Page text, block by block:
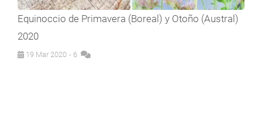
Equinoccio de Primavera (Boreal) y Otoño (Austral)
2020
19 Mar 2020 - 6